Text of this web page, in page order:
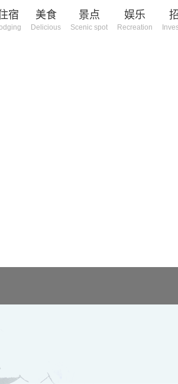
宿 美食
Delicious
景点
Scenic spot
娱乐
Recreation